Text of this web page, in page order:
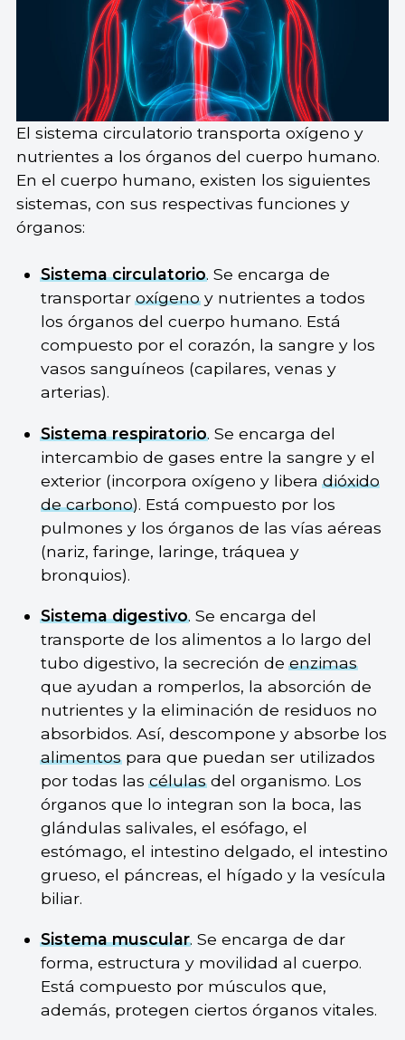
El sistema circulatorio transporta oxígeno y
nutrientes a los órganos del cuerpo humano.
En el cuerpo humano, existen los siguientes
sistemas, con sus respectivas funciones y
órganos:
Sistema circulatorio. Se encarga de
transportaroxígenoy nutrientes a todos
los órganos del cuerpo humano. Está
compuesto por el corazón, la sangre y los
vasos sanguíneos (capilares, venas y
arterias).
Sistema respiratorio. Se encarga del
intercambio de gases entre la sangre y el
exterior (incorpora oxígeno y liberadióxido
de carbono). Está compuesto por los
pulmones y los órganos de las vías aéreas
(nariz, faringe, laringe, tráquea y
bronquios).
Sistema digestivo. Se encarga del
transporte de los alimentos a lo largo del
tubo digestivo, la secreción deenzimas
que ayudan a romperlos, la absorción de
nutrientes y la eliminación de residuos no
absorbidos. Así, descompone y absorbe los
alimentospara que puedan ser utilizados
por todas lascélulasdel organismo. Los
órganos que lo integran son la boca, las
glándulas salivales, el esófago, el
estómago, el intestino delgado, el intestino
grueso, el páncreas, el hígado y la vesícula
biliar.
Sistema muscular. Se encarga de dar
forma, estructura y movilidad al cuerpo.
Está compuesto por músculos que,
además, protegen ciertos órganos vitales.